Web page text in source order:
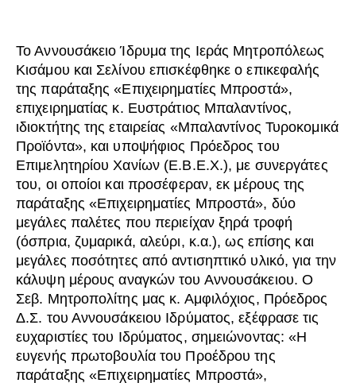
Το Αννουσάκειο Ίδρυμα της Ιεράς Μητροπόλεως
Κισάμου και Σελίνου επισκέφθηκε ο επικεφαλής
της παράταξης «Επιχειρηματίες Μπροστά»,
επιχειρηματίας κ. Ευστράτιος Μπαλαντίνος,
ιδιοκτήτης της εταιρείας «Μπαλαντίνος Τυροκομικά
Προϊόντα», και υποψήφιος Πρόεδρος του
Επιμελητηρίου Χανίων (Ε.Β.Ε.Χ.), με συνεργάτες
του, οι οποίοι και προσέφεραν, εκ μέρους της
παράταξης «Επιχειρηματίες Μπροστά», δύο
μεγάλες παλέτες που περιείχαν ξηρά τροφή
(όσπρια, ζυμαρικά, αλεύρι, κ.α.), ως επίσης και
μεγάλες ποσότητες από αντισηπτικό υλικό, για την
κάλυψη μέρους αναγκών του Αννουσάκειου. Ο
Σεβ. Μητροπολίτης μας κ. Αμφιλόχιος, Πρόεδρος
Δ.Σ. του Αννουσάκειου Ιδρύματος, εξέφρασε τις
ευχαριστίες του Ιδρύματος, σημειώνοντας: «Η
ευγενής πρωτοβουλία του Προέδρου της
παράταξης «Επιχειρηματίες Μπροστά»,